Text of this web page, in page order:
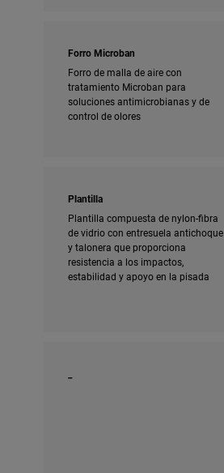
Forro Microban
Forro de malla de aire con
tratamiento Microban para
soluciones antimicrobianas y de
control de olores
Plantilla
Plantilla compuesta de nylon-fibra
de vidrio con entresuela antichoque
y talonera que proporciona
resistencia a los impactos,
estabilidad y apoyo en la pisada